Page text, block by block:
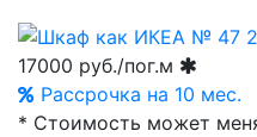
17000 руб./пог.м
Рассрочка на 10 мес.
* Стоимость может